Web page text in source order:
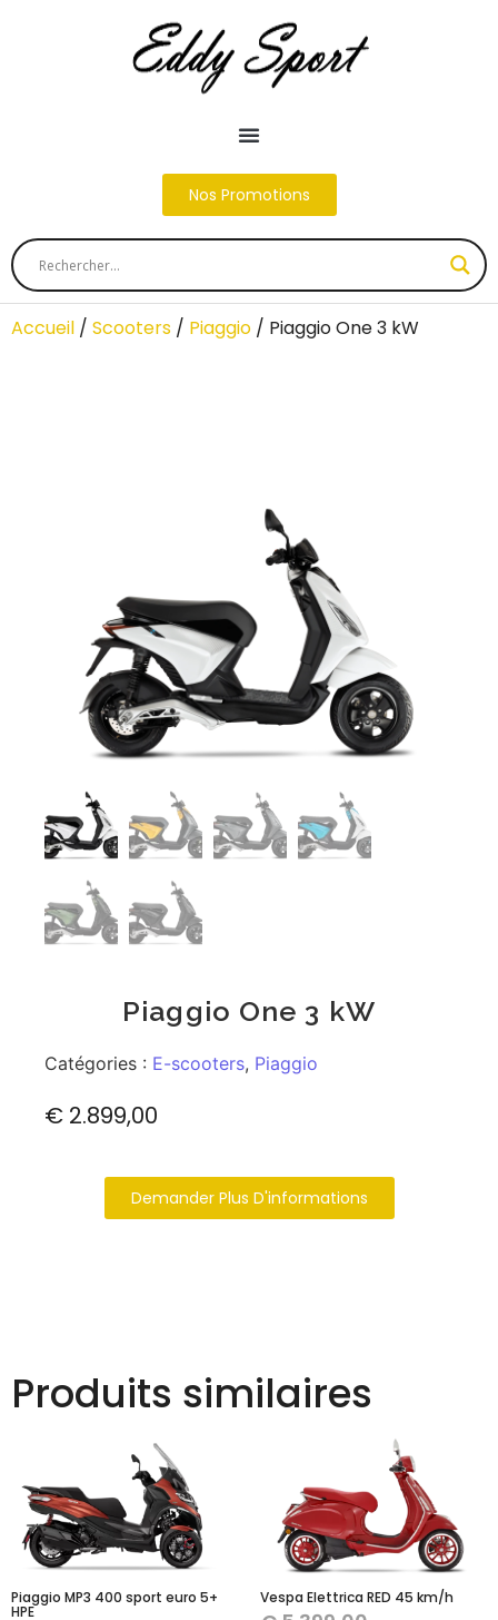
Nos Promotions
Accueil / Scooters / Piaggio / Piaggio One 3 kW
Piaggio One 3 kW
Catégories : E-scooters, Piaggio
€ 2.899,00
Demander Plus D'informations
Produits similaires
Piaggio MP3 400 sport euro 5+
HPE
Vespa Elettrica RED 45 km/h